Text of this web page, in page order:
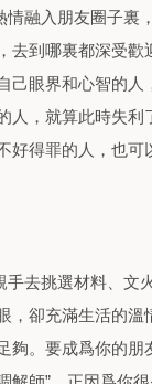
融入朋友圈子裏
去到哪裏都深受
己眼界和心智的
人，就算此時失
好得罪的人，也可
去挑選材料、文
，卻充滿生活的溫
夠。要成爲你的朋